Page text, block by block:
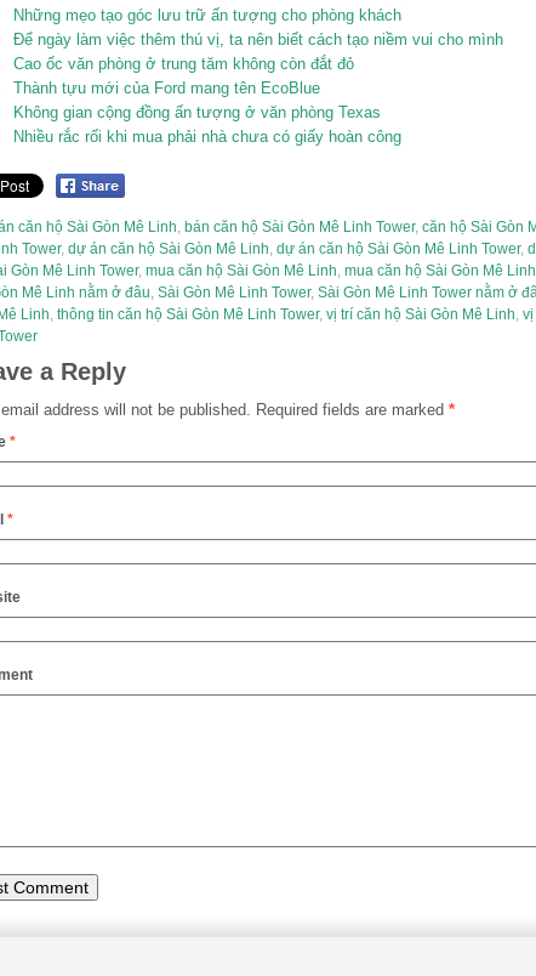
Những mẹo tạo góc lưu trữ ấn tượng cho phòng khách
Để ngày làm việc thêm thú vị, ta nên biết cách tạo niềm vui cho mình
Cao ốc văn phòng ở trung tăm không còn đắt đỏ
Thành tựu mới của Ford mang tên EcoBlue
Không gian cộng đồng ấn tượng ở văn phòng Texas
Nhiều rắc rối khi mua phải nhà chưa có giấy hoàn công
căn hộ Sài Gòn Mê Linh, bán căn hộ Sài Gòn Mê Linh Tower, căn hộ Sài Gòn
Tower, dự án căn hộ Sài Gòn Mê Linh, dự án căn hộ Sài Gòn Mê Linh Tower,
Gòn Mê Linh Tower, mua căn hộ Sài Gòn Mê Linh, mua căn hộ Sài Gòn Mê
Mê Linh nằm ở đâu, Sài Gòn Mê Linh Tower, Sài Gòn Mê Linh Tower nằm ở
Linh, thông tin căn hộ Sài Gòn Mê Linh Tower, vị trí căn hộ Sài Gòn Mê Linh, vị
a Reply
address will not be published. Required fields are marked *
*
*